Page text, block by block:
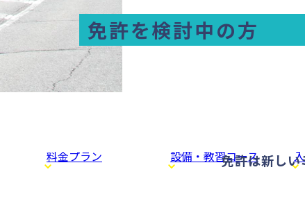
免許を検討中の方
免許は新しい
料金プラン 設備・教習コース